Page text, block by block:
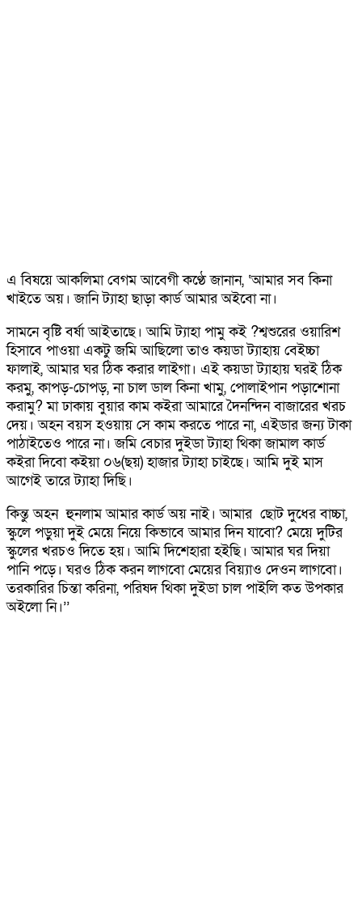
এ বিষয়ে আকলিমা বেগম আবেগী কণ্ঠে জানান, ‘আমার সব কিনা
খাইতে অয়। জানি ট্যাহা ছাড়া কার্ড আমার অইবো না।
সামনে বৃষ্টি বর্ষা আইতাছে। আমি ট্যাহা পামু কই ?শ্বশুরের ওয়ারিশ
হিসাবে পাওয়া একটু জমি আছিলো তাও কয়ডা ট্যাহায় বেইচ্চা
ফালাই, আমার ঘর ঠিক করার লাইগা। এই কয়ডা ট্যাহায় ঘরই ঠিক
করমু, কাপড়-চোপড়, না চাল ডাল কিনা খামু, পোলাইপান পড়াশোনা
করামু? মা ঢাকায় বুয়ার কাম কইরা আমারে দৈনন্দিন বাজারের খরচ
দেয়। অহন বয়স হওয়ায় সে কাম করতে পারে না, এইডার জন্য টাকা
পাঠাইতেও পারে না। জমি বেচার দুইডা ট্যাহা থিকা জামাল কার্ড
কইরা দিবো কইয়া ০৬(ছয়) হাজার ট্যাহা চাইছে। আমি দুই মাস
আগেই তারে ট্যাহা দিছি।
কিন্তু অহন হুনলাম আমার কার্ড অয় নাই। আমার ছোট দুধের বাচ্চা,
স্কুলে পড়ুয়া দুই মেয়ে নিয়ে কিভাবে আমার দিন যাবো? মেয়ে দুটির
স্কুলের খরচও দিতে হয়। আমি দিশেহারা হইছি। আমার ঘর দিয়া
পানি পড়ে। ঘরও ঠিক করন লাগবো মেয়ের বিয়্যাও দেওন লাগবো।
তরকারির চিন্তা করিনা, পরিষদ থিকা দুইডা চাল পাইলি কত উপকার
অইলো নি।’’